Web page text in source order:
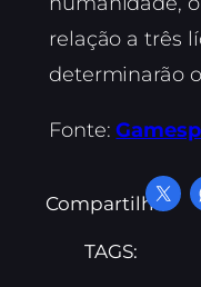
relação a três
determinarão
Fonte:
Compartilhe:
TAGS: